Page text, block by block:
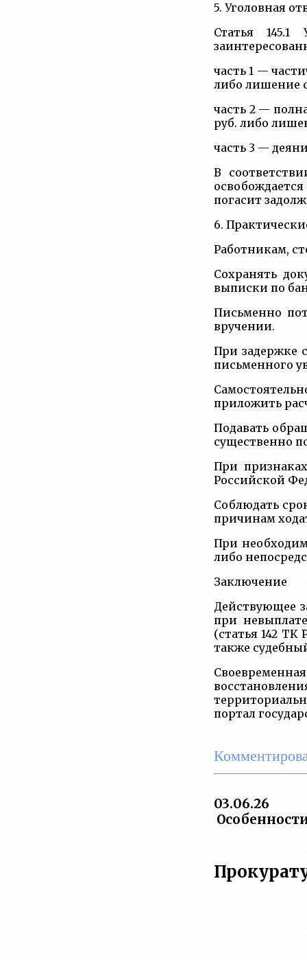
5. Уголовная
Статья
часть 1 —
либо лишение
часть 2 —
руб. либо
часть 3 —
В
погасит
6.
Работникам,
Сохранять
выписки по
Письменно
вручении.
При задержке
письменного
приложить
Подавать
существенно
При
Российской
Соблюдать
причинам
При
либо
Заключение
Действующее
при
(статья 142
также
портал
03.06.26